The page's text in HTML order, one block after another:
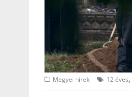
Megyei hírek 12 éves,